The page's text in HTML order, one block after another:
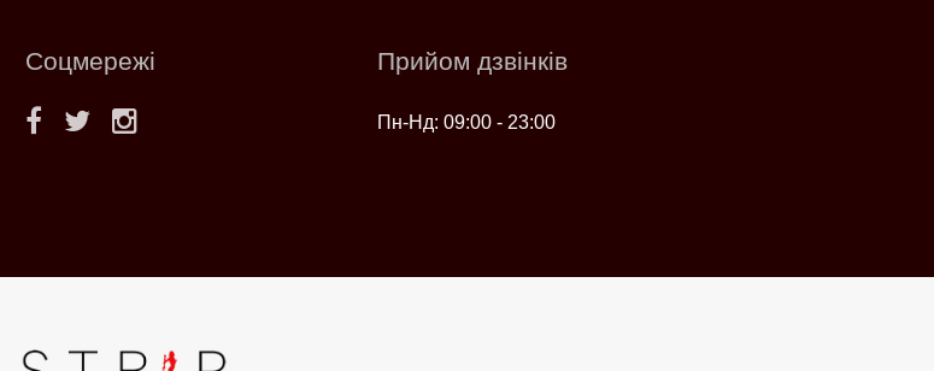
Соцмережі Прийом дзвінків
Пн-Нд: 09:00 - 23:00